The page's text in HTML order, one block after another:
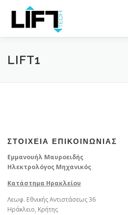
content
ΑΡΧΙΚΗ
LIFT1
ΣΤΟΙΧΕΙΑ ΕΠΙΚΟΙΝΩΝΙΑΣ
Εμμανουήλ Μαυροειδής
Ηλεκτρολόγος Μηχανικός
Κατάστημα Ηρακλείου
Λεωφ. Εθνικής Αντιστάσεως 36
Ηράκλειο, Κρήτης